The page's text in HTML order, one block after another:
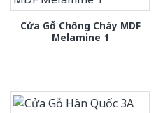
Cửa Gỗ Chống Cháy MDF
Melamine 1